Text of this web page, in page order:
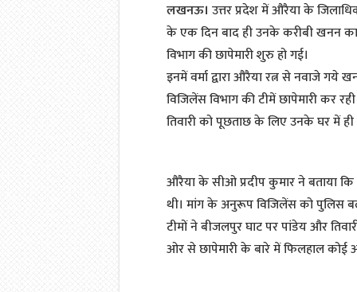
लखनऊ। उत्तर प्रदेश में औरैया के
के एक दिन बाद ही उनके करीबी खनन
विभाग की छापेमारी शुरु हो गई।
इनमें वर्मा द्वारा औरैया रत्न से नवाजे गये
विजिलेंस विभाग की टीमें छापेमारी कर
तिवारी को पूछताछ के लिए उनके घर में ही
औरैया के सीओ प्रदीप कुमार ने बताया
थी। मांग के अनुरूप विजिलेंस को पुलिस
टीमों ने बीजलपुर घाट पर पांडेय और
ओर से छापेमारी के बारे में फिलहाल कोई